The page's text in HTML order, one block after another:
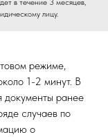
лицу.
режиме,
1-2 минут. В
документы ранее
случаев по
о